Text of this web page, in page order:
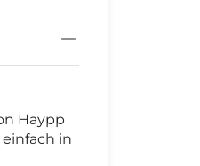
Haypp
in